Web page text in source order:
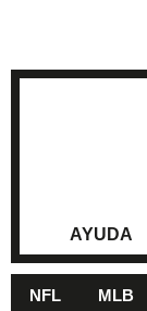
AYUDA
NFL MLB